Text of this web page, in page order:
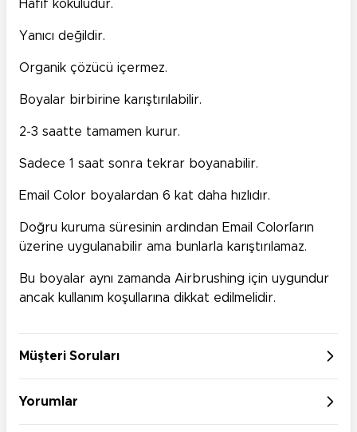
Hafif kokuludur.
Yanıcı değildir.
Organik çözücü içermez.
Boyalar birbirine karıştırılabilir.
2-3 saatte tamamen kurur.
Sadece 1 saat sonra tekrar boyanabilir.
Email Color boyalardan 6 kat daha hızlıdır.
Doğru kuruma süresinin ardından Email Color´ların
üzerine uygulanabilir ama bunlarla karıştırılamaz.
Bu boyalar aynı zamanda Airbrushing için uygundur
ancak kullanım koşullarına dikkat edilmelidir.
Müşteri Soruları
Yorumlar